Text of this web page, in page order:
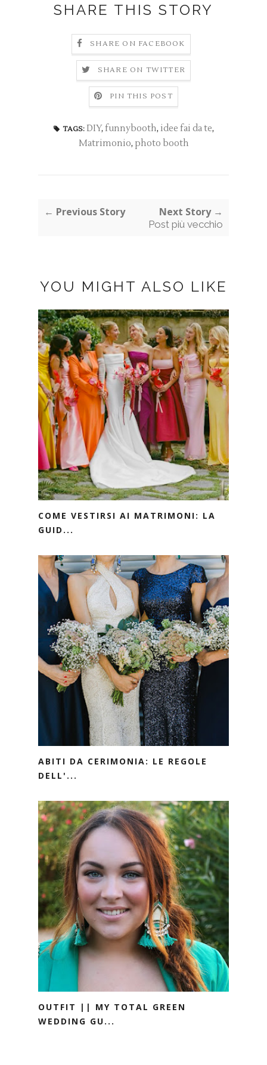
SHARE THIS STORY
SHARE ON FACEBOOK
SHARE ON TWITTER
PIN THIS POST
TAGS: DIY, funnybooth, idee fai da te,
Matrimonio, photo booth
← Previous Story Next Story →
Post più vecchio
YOU MIGHT ALSO LIKE
COME VESTIRSI AI MATRIMONI: LA
GUID...
ABITI DA CERIMONIA: LE REGOLE
DELL'...
OUTFIT || MY TOTAL GREEN
WEDDING GU...